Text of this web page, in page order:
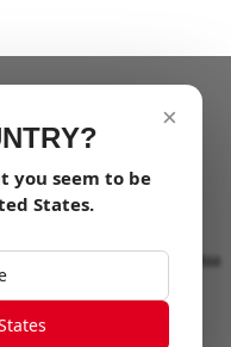
×
you seem to be
States.
di innovazione. Rendi la tua